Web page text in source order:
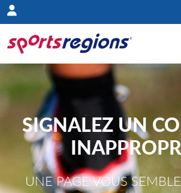
Panneau de gestion des cookies
SIGNALEZ UN
UNE PAGE VOUS